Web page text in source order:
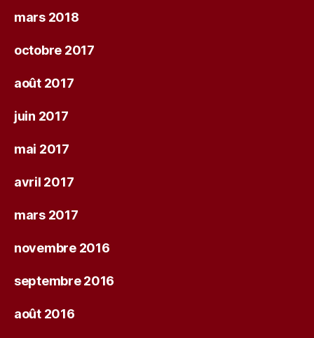
mars 2018
octobre 2017
août 2017
juin 2017
mai 2017
avril 2017
mars 2017
novembre 2016
septembre 2016
août 2016